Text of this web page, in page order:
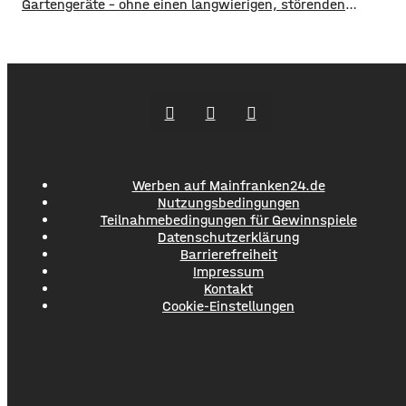
Gartengeräte – ohne einen langwierigen, störenden
Werben auf Mainfranken24.de
Nutzungsbedingungen
Teilnahmebedingungen für Gewinnspiele
Datenschutzerklärung
Barrierefreiheit
Impressum
Kontakt
Cookie-Einstellungen